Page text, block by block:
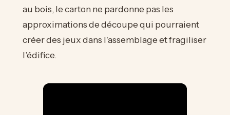
au bois, le carton ne pardonne pas les
approximations de découpe qui pourraient
créer des jeux dans l’assemblage et fragiliser
l’édifice.